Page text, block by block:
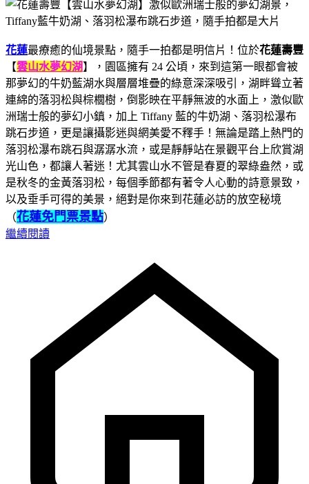
花蓮最療癒的仙境景點，隨手一拍都是明信片！位於花蓮壽豐
【雲山水夢幻湖】，園區擁有 24 公頃，來到這第一眼都會被
那夢幻的牛奶藍湖水與層層堆疊的綠意深深吸引，湖畔聳立著
連綿的落羽松與棕櫚樹，倒影映在平靜無波的水面上，激似歐
洲瑞士般的夢幻小鎮，加上 Tiffany 藍的牛奶湖、落羽松瀑布
跳石步道，更是讓攝影迷與網美愛不釋手！無論是踏上熱門的
落羽松瀑布跳石與潺潺水流，或是靜靜站在景觀平台上欣賞湖
光山色，都讓人著迷！尤其雲山水不管是春夏的翠綠盎然，或
是秋冬的金黃落羽松，每個季節都有著令人心動的詩意景致，
以及垂手可得的美景，絕對是你來到花蓮必訪的放空秘境
（花蓮免門票景點）
繼續閱讀